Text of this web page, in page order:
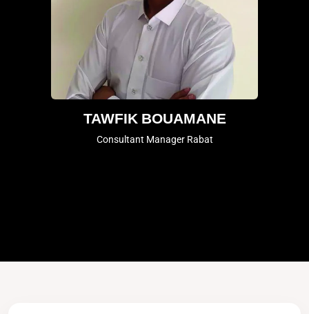
TAWFIK BOUAMANE
Consultant Manager Rabat